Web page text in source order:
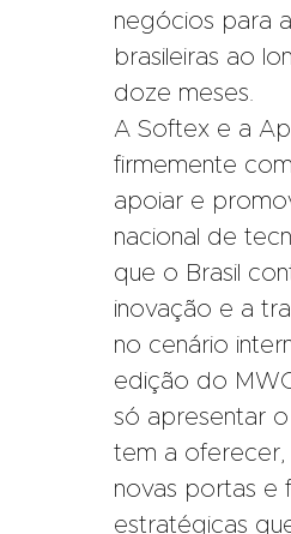
negócios para
brasileiras ao
doze meses.
A Softex e a
firmemente
apoiar e
nacional de
que o Brasil
inovação e a
no cenário
edição do
só apresentar o
tem a
novas portas e
estratégicas